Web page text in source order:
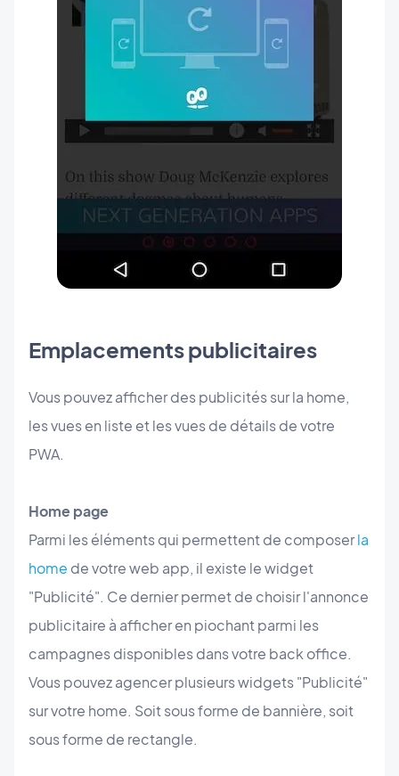
Emplacements publicitaires
Vous pouvez afficher des publicités sur la home,
les vues en liste et les vues de détails de votre
PWA.
Home page
Parmi les éléments qui permettent de composerla
home de votre web app, il existe le widget
"Publicité". Ce dernier permet de choisir l'annonce
publicitaire à afficher en piochant parmi les
campagnes disponibles dans votre back office.
Vous pouvez agencer plusieurs widgets "Publicité"
sur votre home. Soit sous forme de bannière, soit
sous forme de rectangle.